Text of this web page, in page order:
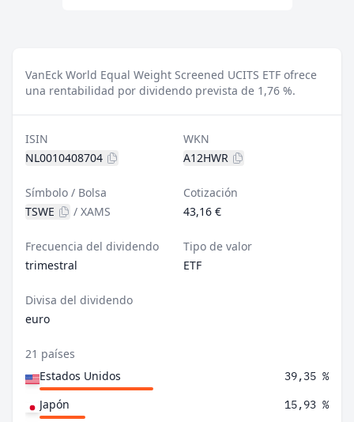
VanEck World Equal Weight Screened UCITS ETF ofrece
una rentabilidad por dividendo prevista de 1,76 %.
ISIN
NL0010408704
WKN
A12HWR
Símbolo / Bolsa
TSWE
/ XAMS
Cotización
43,16 €
Frecuencia del dividendo
trimestral
Tipo de valor
ETF
Divisa del dividendo
euro
21 países
Estados Unidos
39,35 %
Japón 15,93 %